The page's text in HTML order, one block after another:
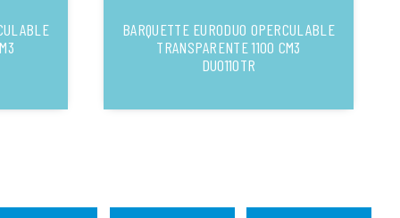
BARQUETTE EURODUO OPERCULABLE
TRANSPARENTE 1100 CM3
DUO110TR